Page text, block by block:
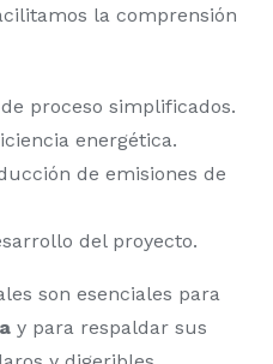
la comprensión
proceso simplificados.
energética.
de emisiones de
del proyecto.
son esenciales para
y para respaldar sus